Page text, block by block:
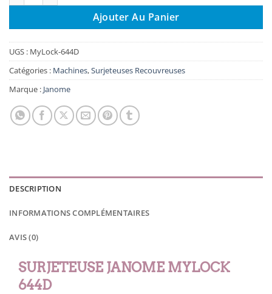
Ajouter Au Panier
UGS : MyLock-644D
Catégories : Machines,Surjeteuses Recouvreuses
Marque : Janome
DESCRIPTION
INFORMATIONS COMPLÉMENTAIRES
AVIS (0)
SURJETEUSE JANOME MYLOCK
644D